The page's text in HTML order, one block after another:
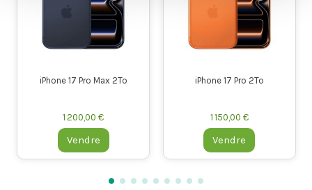
1 100,00 €
Vendre
Vendre